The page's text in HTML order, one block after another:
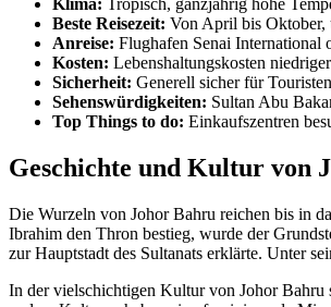
Klima: Tropisch, ganzjährig hohe
Beste Reisezeit: Von April bis Oktober,
Anreise: Flughafen Senai International
Kosten: Lebenshaltungskosten
Sicherheit: Generell sicher für
Sehenswürdigkeiten: Sultan Abu
Top Things to do: Einkaufszentren
Geschichte und Kultur von
Die Wurzeln von Johor Bahru reichen bis in
Ibrahim den Thron bestieg, wurde der
zur Hauptstadt des Sultanats erklärte. Unter
In der vielschichtigen Kultur von Johor Bahru